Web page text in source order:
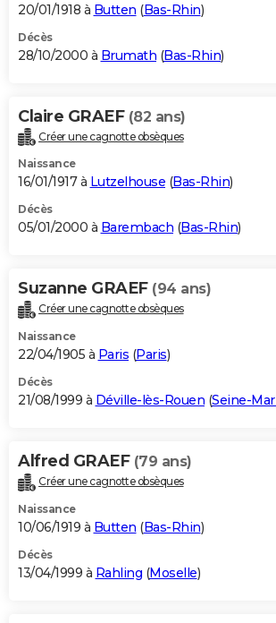
20/01/1918 à Butten (Bas-Rhin)
Décès
28/10/2000 à Brumath (Bas-Rhin)
Claire GRAEF (82 ans)
Créer une cagnotte obsèques
Naissance
16/01/1917 à Lutzelhouse (Bas-Rhin)
Décès
05/01/2000 à Barembach (Bas-Rhin)
Suzanne GRAEF (94 ans)
Créer une cagnotte obsèques
Naissance
22/04/1905 à Paris (Paris)
Décès
21/08/1999 à Déville-lès-Rouen (Seine-
Alfred GRAEF (79 ans)
Créer une cagnotte obsèques
Naissance
10/06/1919 à Butten (Bas-Rhin)
Décès
13/04/1999 à Rahling (Moselle)